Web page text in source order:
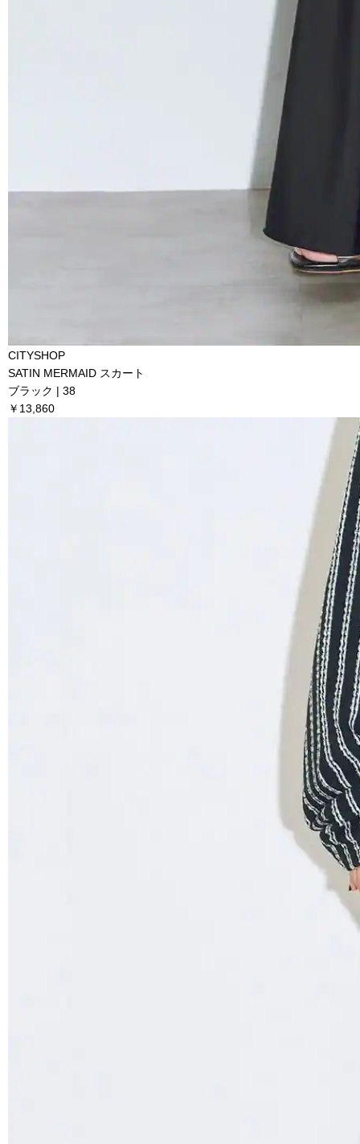
CITYSHOP
SATIN MERMAID スカート
ブラック | 38
￥13,860